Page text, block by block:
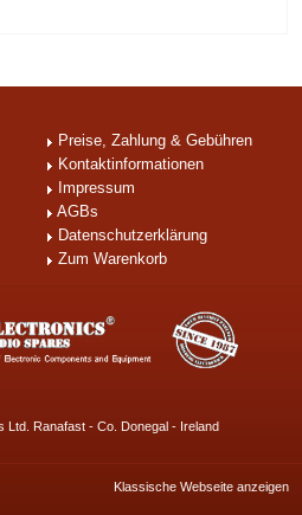
Preise, Zahlung & Gebühren
Kontaktinformationen
Impressum
AGBs
Datenschutzerklärung
Zum Warenkorb
Ranafast - Co. Donegal - Ireland
Klassische Webseite anzeigen